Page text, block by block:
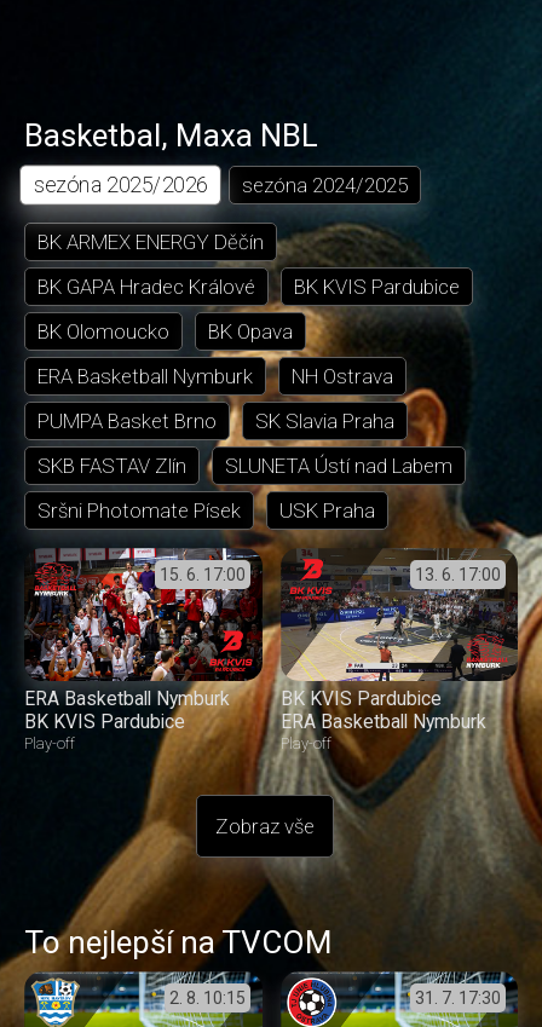
Basketbal, Maxa NBL
sezóna 2025/2026 sezóna 2024/2025
BK ARMEX ENERGY Děčín
BK GAPA Hradec Králové
BK KVIS Pardubice
BK Olomoucko
BK Opava
ERA Basketball Nymburk
NH Ostrava
PUMPA Basket Brno
SK Slavia Praha
SKB FASTAV Zlín
SLUNETA Ústí nad Labem
Sršni Photomate Písek
USK Praha
15. 6. 17:00
ERA Basketball Nymburk
BK KVIS Pardubice
Play-off
13. 6. 17:00
BK KVIS Pardubice
ERA Basketball Nymburk
Play-off
Zobraz vše
To nejlepší na TVCOM
2. 8. 10:15 31. 7. 17:30